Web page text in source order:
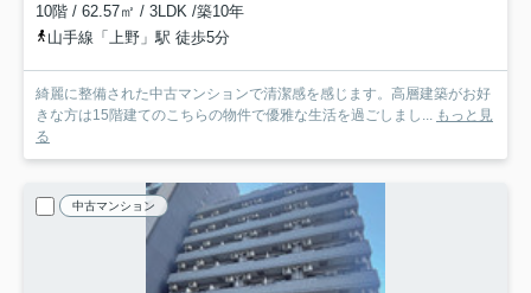
10階 / 62.57㎡ / 3LDK /築10年
山手線「上野」駅 徒歩5分
綺麗に整備された中古マンションで清潔感を感じます。高層建築がお好
きな方は15階建てのこちらの物件で優雅な生活を過ごしまし... もっと見
る
中古マンション